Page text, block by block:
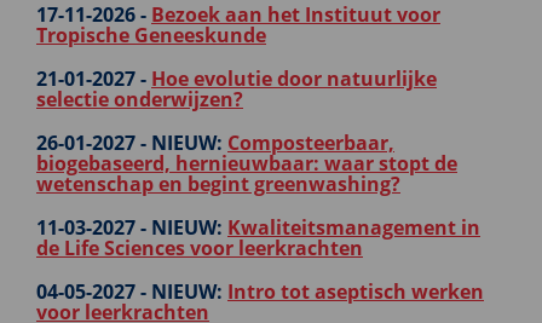
17-11-2026 - Bezoek aan het Instituut voor
Tropische Geneeskunde
21-01-2027 - Hoe evolutie door natuurlijke
selectie onderwijzen?
26-01-2027 - NIEUW: Composteerbaar,
biogebaseerd, hernieuwbaar: waar stopt de
wetenschap en begint greenwashing?
11-03-2027 - NIEUW: Kwaliteitsmanagement in
de Life Sciences voor leerkrachten
04-05-2027 - NIEUW: Intro tot aseptisch werken
voor leerkrachten